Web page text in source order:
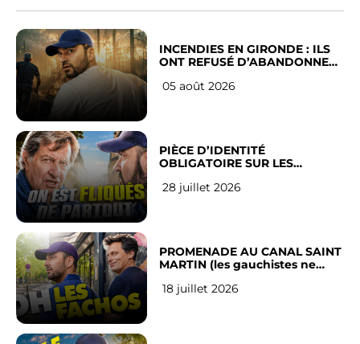
INCENDIES EN GIRONDE : ILS
ONT REFUSÉ D’ABANDONNER
05 août 2026
PIÈCE D’IDENTITÉ
OBLIGATOIRE SUR LES
Français
28 juillet 2026
PROMENADE AU CANAL SAINT
MARTIN (les gauchistes ne
18 juillet 2026